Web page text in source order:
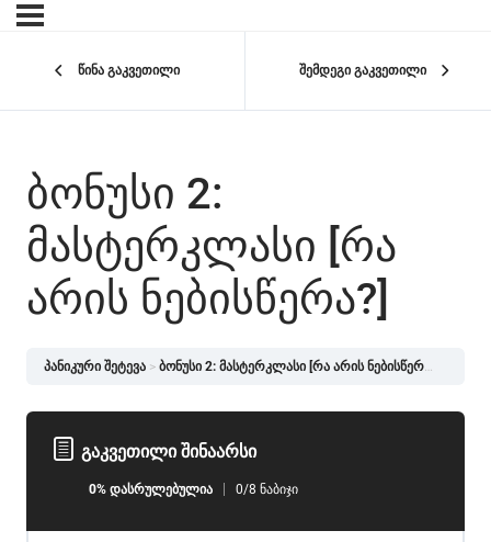
წინა გაკვეთილი შემდეგი გაკვეთილი
ᲑᲝᲜᲣᲡᲘ 2:
ᲛᲐᲡᲢᲔᲠᲙᲚᲐᲡᲘ [ᲠᲐ
ᲐᲠᲘᲡ ᲜᲔᲑᲘᲡᲬᲔᲠᲐ?]
პანიკური შეტევა ბონუსი 2: მასტერკლასი [რა არის ნებისწერა?]
გაკვეთილი შინაარსი
0% ᲓᲐᲡᲠᲣᲚᲔᲑᲣᲚᲘᲐ 0/8 ნაბიჯი